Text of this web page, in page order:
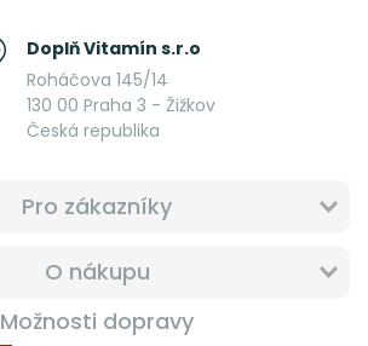
Doplň Vitamín s.r.o
Roháčova 145/14
130 00 Praha 3 - Žižkov
Česká republika
Pro zákazníky
O nákupu
Možnosti dopravy